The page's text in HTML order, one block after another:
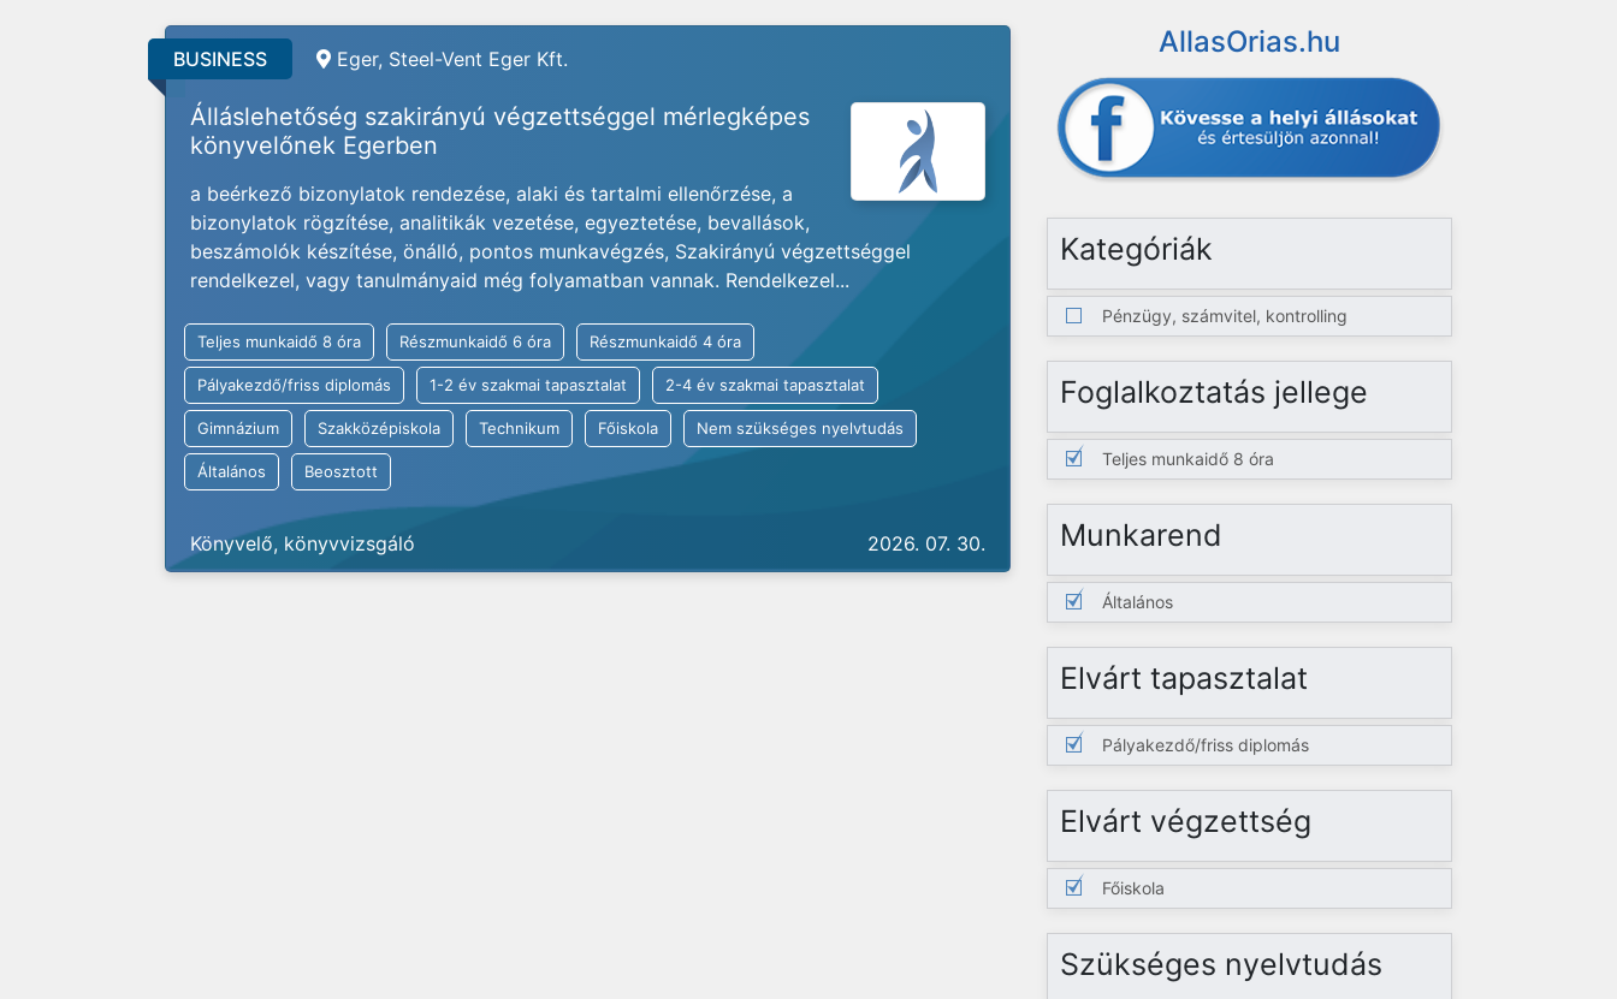
BUSINESS Eger, Steel-Vent Eger Kft.
Álláslehetőség szakirányú végzettséggel mérlegképes
könyvelőnek Egerben
a beérkező bizonylatok rendezése, alaki és tartalmi ellenőrzése, a
bizonylatok rögzítése, analitikák vezetése, egyeztetése, bevallások,
beszámolók készítése, önálló, pontos munkavégzés, Szakirányú végzettséggel
rendelkezel, vagy tanulmányaid még folyamatban vannak. Rendelkezel...
Teljes munkaidő 8 óra Részmunkaidő 6 óra Részmunkaidő 4 óra
Pályakezdő/friss diplomás 1-2 év szakmai tapasztalat 2-4 év szakmai tapasztalat
Gimnázium Szakközépiskola Technikum Főiskola Nem szükséges nyelvtudás
Általános Beosztott
Könyvelő, könyvvizsgáló 2026. 07. 30.
AllasOrias.hu
Kategóriák
Pénzügy, számvitel, kontrolling
Foglalkoztatás jellege
Teljes munkaidő 8 óra
Munkarend
Általános
Elvárt tapasztalat
Pályakezdő/friss diplomás
Elvárt végzettség
Főiskola
Szükséges nyelvtudás